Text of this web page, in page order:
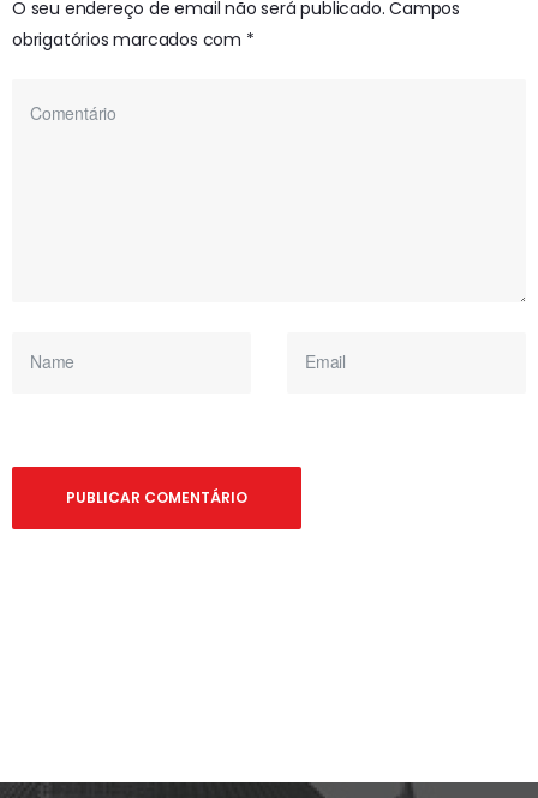
O seu endereço de email não será publicado. Campos
obrigatórios marcados com *